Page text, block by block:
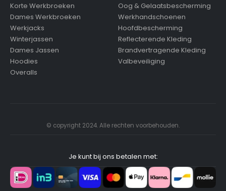
Korte Werkbroeken
Dames Werkbroeken
Werkjacks
Winterjassen
Dames Jassen
Hoodies
Overalls
Oog & Gelaatsbescherming
Werkhandschoenen
Hoofdbescherming
Reflecterende Kleding
Brandvertragende Kleding
Valbeveiliging
© copyright 2024. Alle rechten voorbehouden.
Je kunt bij ons betalen met: